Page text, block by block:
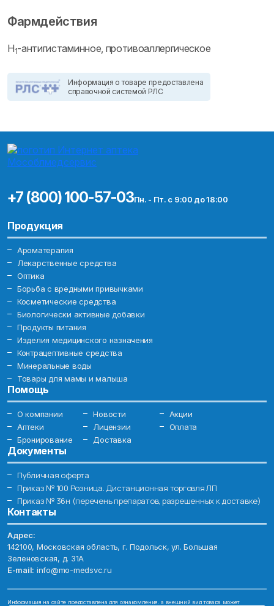
Фармдействия
H1-антигистаминное, противоаллергическое
Информация о товаре предоставлена
справочной системой РЛС
+7 (800) 100-57-03Пн. - Пт. с 9:00 до 18:00
Продукция
Ароматерапия
Лекарственные средства
Оптика
Борьба с вредными привычками
Косметические средства
Биологически активные добавки
Продукты питания
Изделия медицинского назначения
Контрацептивные средства
Минеральные воды
Товары для мамы и малыша
Помощь
О компании Новости
Акции
Аптеки
Лицензии
Оплата
Бронирование
Доставка
Документы
Публичная оферта
Приказ № 100 Розница. Дистанционная торговля ЛП
Приказ № 36н (перечень препаратов, разрешенных к доставке)
Контакты
Адрес:
142100, Московская область, г. Подольск, ул. Большая
Зеленовская, д. 31А
E-mail: info@mo-medsvc.ru
Информация на сайте предоставлена для ознакомления, а внешний вид товара может